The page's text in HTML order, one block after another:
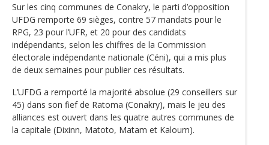
Sur les cinq communes de Conakry, le parti d’opposition
UFDG remporte 69 sièges, contre 57 mandats pour le
RPG, 23 pour l’UFR, et 20 pour des candidats
indépendants, selon les chiffres de la Commission
électorale indépendante nationale (Céni), qui a mis plus
de deux semaines pour publier ces résultats.
L’UFDG a remporté la majorité absolue (29 conseillers sur
45) dans son fief de Ratoma (Conakry), mais le jeu des
alliances est ouvert dans les quatre autres communes de
la capitale (Dixinn, Matoto, Matam et Kaloum).